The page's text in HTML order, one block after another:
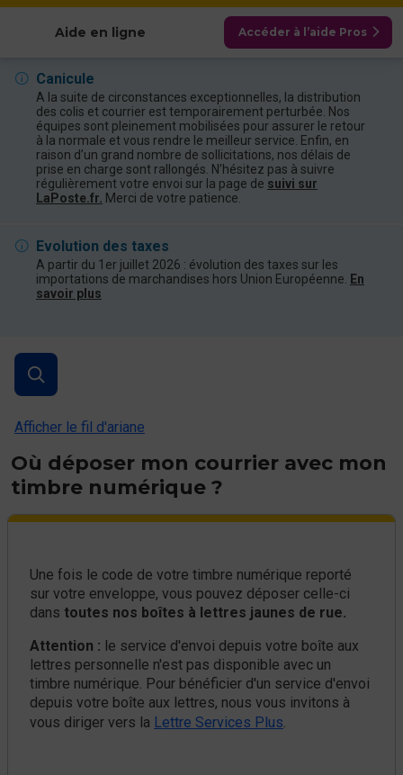
Aide en ligne Accéder à l’aide Pros
Canicule
A la suite de circonstances exceptionnelles, la distribution
des colis et courrier est temporairement perturbée. Nos
équipes sont pleinement mobilisées pour assurer le retour
à la normale et vous rendre le meilleur service. Enfin, en
raison d’un grand nombre de sollicitations, nos délais de
prise en charge sont rallongés. N’hésitez pas à suivre
régulièrement votre envoi sur la page de suivi sur
LaPoste.fr. Merci de votre patience.
Evolution des taxes
A partir du 1er juillet 2026 : évolution des taxes sur les
importations de marchandises hors Union Européenne.
En
savoir plus
Afficher le fil d'ariane
Où déposer mon courrier avec mon
timbre numérique ?
Une fois le code de votre timbre numérique reporté
sur votre enveloppe, vous pouvez déposer celle-ci
dans toutes nos boîtes à lettres jaunes de rue.
Attention : le service d'envoi depuis votre boîte aux
lettres personnelle n'est pas disponible avec un
timbre numérique. Pour bénéficier d'un service d'envoi
depuis votre boîte aux lettres, nous vous invitons à
vous diriger vers la Lettre Services Plus.